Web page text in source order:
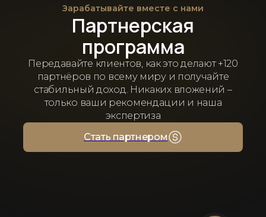
Зарабатывайте вместе с нами
Партнерская
программа
Передавайте клиентов, как это делают +120
партнёров по всему миру и получайте
стабильный доход. Никаких вложений –
только ваши рекомендации и наша
экспертиза
Стать партнером